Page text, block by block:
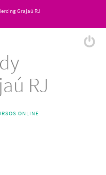
Grajaú RJ
RJ
ONLINE